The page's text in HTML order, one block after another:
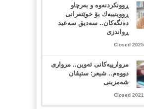
ڕوونكردنەوە و بەرچاو
ڕووینییەك بۆ خوێنەرانی
دەنگەكان.. سەدیق سەعید
ڕواندزی
مروارییەکانی ئەوین.. مرواری
دووەم.. شیعر: ستیڤان
شەمزینی